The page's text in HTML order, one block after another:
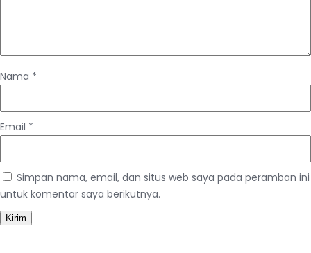
Nama *
Email *
Simpan nama, email, dan situs web saya pada peramban ini
untuk komentar saya berikutnya.